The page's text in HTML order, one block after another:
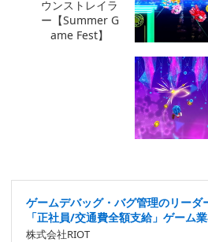
ゲームデバッグ・バグ管理のリーダ
「正社員/交通費全額支給」ゲーム
株式会社RIOT